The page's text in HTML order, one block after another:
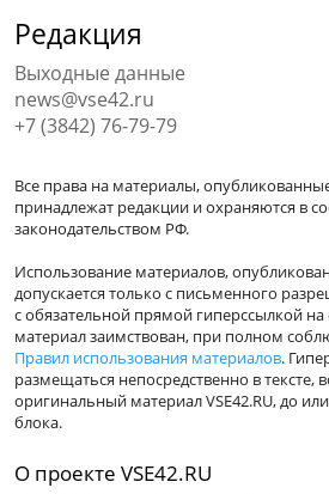
Редакция
Выходные данные
news@vse42.ru
+7 (3842) 76-79-79
Все права на материалы, опубликованные
принадлежат редакции и охраняются в
законодательством РФ.
Использование материалов,
допускается только с письменного
с обязательной прямой гиперссылкой на
материал заимствован, при полном
Правил использования материалов.
размещаться непосредственно в тексте,
оригинальный материал VSE42.RU, до
блока.
О проекте VSE42.RU